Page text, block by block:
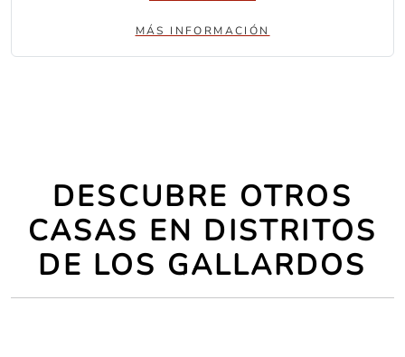
MÁS INFORMACIÓN
DESCUBRE OTROS
CASAS EN DISTRITOS
DE LOS GALLARDOS